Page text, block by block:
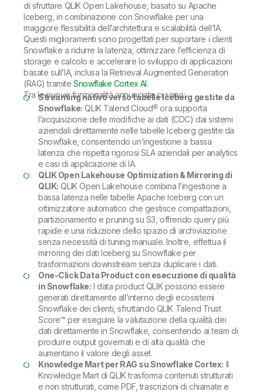
di sfruttare QLIK Open Lakehouse, basato su Apache
Iceberg, in combinazione con Snowflake per una
maggiore flessibilità dell’architettura e scalabilità dell’IA.
Questi miglioramenti sono progettati per suportare i clienti
Snowflake a ridurre la latenza, ottimizzare l’efficienza di
storage e calcolo e accelerare lo sviluppo di applicazioni
basate sull’IA, inclusa la Retrieval Augmented Generation
(RAG) tramiteSnowflake Cortex AI.
Tra le nuove funzionalità annunciate ci sono:
Streaming nativo verso tabelle Iceberg gestite da
Snowflake: QLIK Talend Cloud® ora supporta
l’acquisizione delle modifiche ai dati (CDC) dai sistemi
aziendali direttamente nelle tabelle Iceberg gestite da
Snowflake, consentendo un’ingestione a bassa
latenza che rispetta rigorosi SLA aziendali per analytics
e casi di applicazione di IA.
QLIK Open Lakehouse Optimization & Mirroring di
QLIK: QLIK Open Lakehouse combina l’ingestione a
bassa latenza nelle tabelle Apache Iceberg con un
ottimizzatore automatico che gestisce compattazioni,
partizionamento e pruning su S3, offrendo query più
rapide e una riduzione dello spazio di archiviazione
senza necessità di tuning manuale. Inoltre, effettua il
mirroring dei dati Iceberg su Snowflake per
trasformazioni downstream senza duplicare i dati.
One-Click Data Product con esecuzione di qualità
in Snowflake: I data product QLIK possono essere
generati direttamente all’interno degli ecosistemi
Snowflake dei clienti, sfruttando QLIK Talend Trust
Score™ per eseguire la valutazione della qualità dei
dati direttamente in Snowflake, consentendo ai team di
produrre output governati e di alta qualità che
aumentano il valore degli asset.
Knowledge Mart per RAG su Snowflake Cortex: Il
Knowledge Mart di QLIK trasforma contenuti strutturati
e non strutturati, come PDF, trascrizioni di chiamate e